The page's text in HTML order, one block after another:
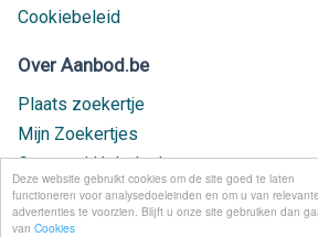
Deze website gebruikt cookies om de site goed te laten
functioneren voor analysedoeleinden en om u van relevante
advertenties te voorzien. Blijft u onze site gebruiken dan
van Cookies
Cookiebeleid
Over Aanbod.be
Plaats zoekertje
Mijn Zoekertjes
Contact / Helpdesk
Nieuw geplaatst